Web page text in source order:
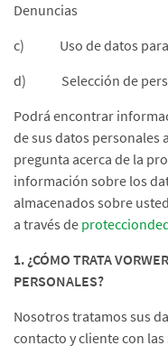
Denuncias
c) Uso de datos para
d) Selección de
Podrá encontrar
de sus datos personales
pregunta acerca de la
información sobre los
almacenados sobre
a través de
1. ¿CÓMO TRATA
PERSONALES?
Nosotros tratamos sus
contacto y cliente con